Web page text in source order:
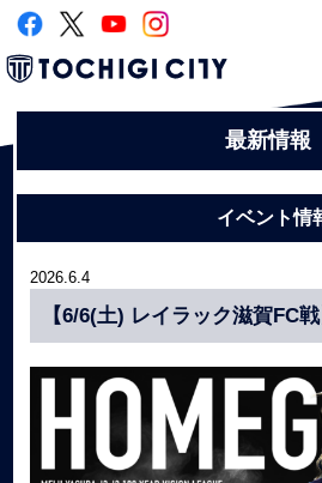
最新情報
イベント情
2026.6.4
【6/6(土) レイラック滋賀FC